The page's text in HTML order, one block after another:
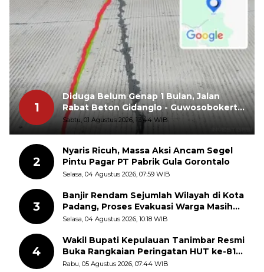
1
Diduga Belum Genap 1 Bulan, Jalan
Rabat Beton Gidanglo - Guwosobokerto
Sudah Pecah
Sabtu, 01 Agustus 2026, 13:44 WIB
2
Nyaris Ricuh, Massa Aksi Ancam Segel
Pintu Pagar PT Pabrik Gula Gorontalo
Selasa, 04 Agustus 2026, 07:59 WIB
3
Banjir Rendam Sejumlah Wilayah di Kota
Padang, Proses Evakuasi Warga Masih
Berlangsung
Selasa, 04 Agustus 2026, 10:18 WIB
4
Wakil Bupati Kepulauan Tanimbar Resmi
Buka Rangkaian Peringatan HUT ke-81
Kemerdekaan RI, ASN Diajak Perkuat
Rabu, 05 Agustus 2026, 07:44 WIB